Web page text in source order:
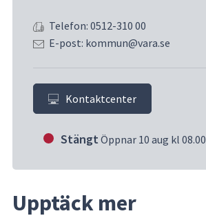
Telefon: 0512-310 00
E-post: kommun@vara.se
Kontaktcenter
Stängt Öppnar 10 aug kl 08.00
Upptäck mer